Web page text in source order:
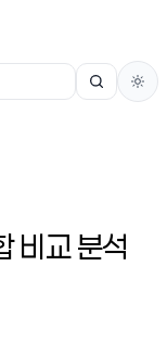
비교 분석